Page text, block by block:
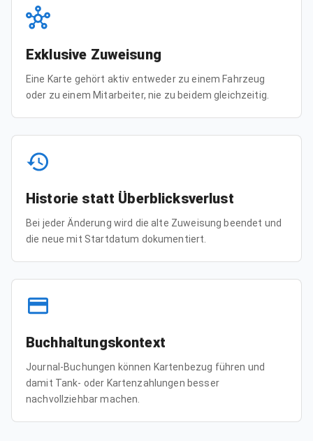
Exklusive Zuweisung
Eine Karte gehört aktiv entweder zu einem Fahrzeug
oder zu einem Mitarbeiter, nie zu beidem gleichzeitig.
Historie statt Überblicksverlust
Bei jeder Änderung wird die alte Zuweisung beendet und
die neue mit Startdatum dokumentiert.
Buchhaltungskontext
Journal-Buchungen können Kartenbezug führen und
damit Tank- oder Kartenzahlungen besser
nachvollziehbar machen.